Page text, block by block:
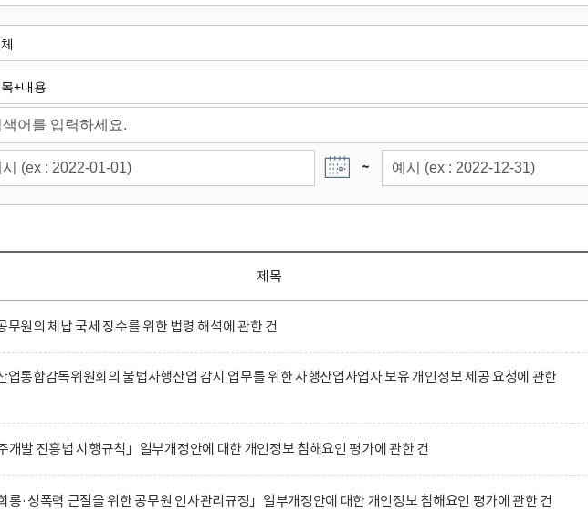
~
제목
무원의 체납 국세 징수를 위한 법령 해석에 관한 건
업통합감독위원회의 불법사행산업 감시 업무를 위한 사행산업사업자 보유 개인정보 제공 요청에 관한
주개발 진흥법 시행규칙」일부개정안에 대한 개인정보 침해요인 평가에 관한 건
희롱·성폭력 근절을 위한 공무원 인사관리규정」일부개정안에 대한 개인정보 침해요인 평가에 관한 건